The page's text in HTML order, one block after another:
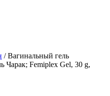
/ Вагинальный гель
Чарак; Femiplex Gel, 30 g,